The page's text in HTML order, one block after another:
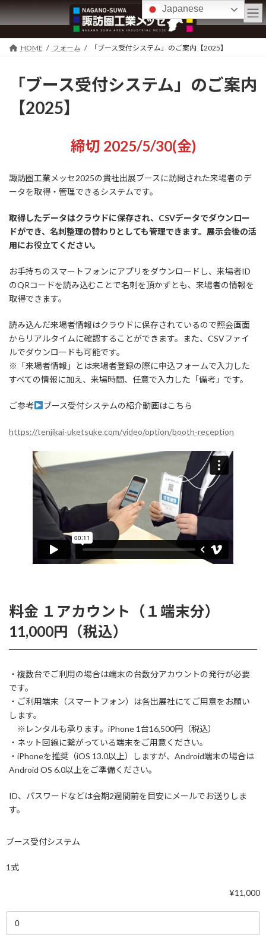
コ
ン
ン
ナ
ビ
ー
HOME フォーム 「ブース受付システム」のご案内【2025】
「ブース受付システム」のご案内
【2025】
締切 2025/5/30(金)
諏訪圏工業メッセ2025の貴社出展ブースに訪問された来場者のデ
ータを取得・管理できるシステムです。
取得したデータはクラウドに保存され、CSVデータでダウンロー
ドができ、名刺整理の替わりとしても管理できます。展示会後の活
用にお役立てください。
お手持ちのスマートフォンにアプリをダウンロードし、来場者ID
のQRコードを読み込むことで名刺を頂かずとも、来場者の情報を
取得できます。
読み込んだ来場者情報はクラウドに保存されているので照会画面
からリアルタイムに確認することができます。また、CSVファイ
ルでダウンロードも可能です。
※「来場者情報」とは来場者登録の際に申込フォームで入力した
すべての情報に加え、来場時間、任意で入力した「備考」です。
ご参考 ブース受付システムの紹介動画はこちら
https://tenjikai-uketsuke.com/video/option/booth-reception
料金 １アカウント（１端末分）
11,000円（税込）
・複数台でご利用の場合は端末の台数分アカウントの発行が必要
です。
・ご利用端末（スマートフォン）は各出展社にてご用意をお願い
します。
※レンタルも承ります。iPhone 1台16,500円（税込）
・ネット回線に繋がっている端末をご用意ください。
・iPhoneを推奨（iOS 13.0以上）しますが、Android端末の場合は
Android OS 6.0以上をご準備ください。
ID、パスワードなどは会期2週間前を目安にメールでお送りしま
す。
ブース受付システム
1式
¥11,000
Japanese